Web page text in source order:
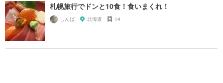
札幌旅行でドンと10食！食いまくれ！
しんば 北海道 14